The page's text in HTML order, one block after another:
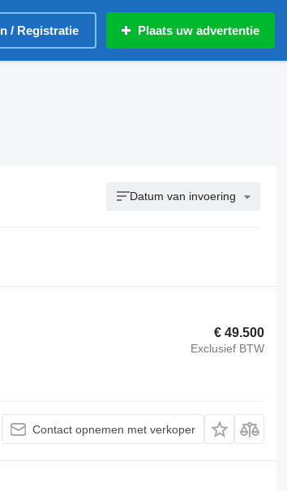
/ Registratie Plaats uw advertentie
Datum van invoering
€ 49.500
Exclusief BTW
Contact opnemen met verkoper